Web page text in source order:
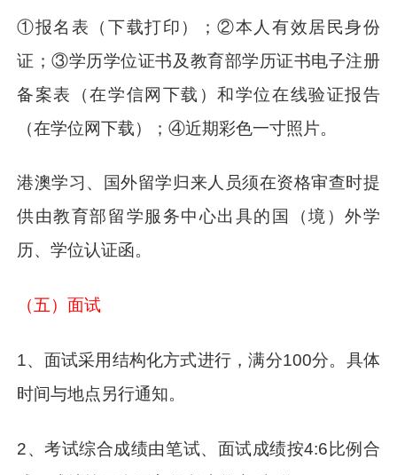
①报名表（下载打印）；②本人有效居民身份
证；③学历学位证书及教育部学历证书电子注册
备案表（在学信网下载）和学位在线验证报告
（在学位网下载）；④近期彩色一寸照片。
港澳学习、国外留学归来人员须在资格审查时提
供由教育部留学服务中心出具的国（境）外学
历、学位认证函。
（五）面试
1、面试采用结构化方式进行，满分100分。具体
时间与地点另行通知。
2、考试综合成绩由笔试、面试成绩按4:6比例合